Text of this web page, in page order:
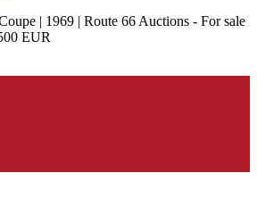
| 1969 | Route 66 Auctions - For sale
EUR